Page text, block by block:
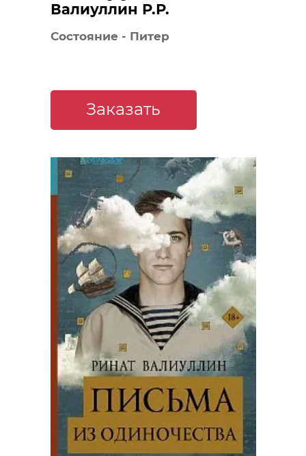
Валиуллин Р.Р.
Состояние - Питер
Заказать